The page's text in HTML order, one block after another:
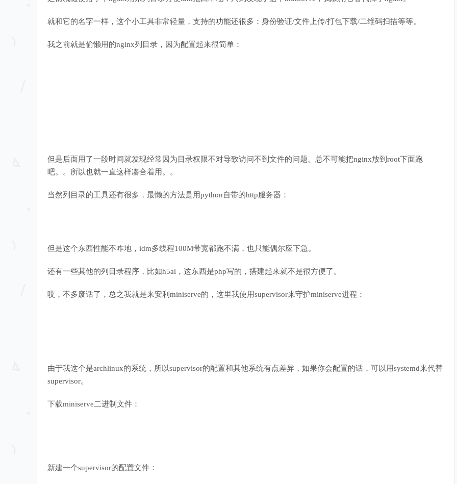
就和它的名字一样，这个小工具非常轻量，支持的功能还很多：身份验证/文件上传/打包下载/二维码扫描等等。
我之前就是偷懒用的nginx列目录，因为配置起来很简单：
但是后面用了一段时间就发现经常因为目录权限不对导致访问不到文件的问题。总不可能把nginx放到root下面跑
吧。。所以也就一直这样凑合着用。。
当然列目录的工具还有很多，最懒的方法是用python自带的http服务器：
但是这个东西性能不咋地，idm多线程100M带宽都跑不满，也只能偶尔应下急。
还有一些其他的列目录程序，比如h5ai，这东西是php写的，搭建起来就不是很方便了。
哎，不多废话了，总之我就是来安利miniserve的，这里我使用supervisor来守护miniserve进程：
由于我这个是archlinux的系统，所以supervisor的配置和其他系统有点差异，如果你会配置的话，可以用systemd来代替
supervisor。
下载miniserve二进制文件：
新建一个supervisor的配置文件：